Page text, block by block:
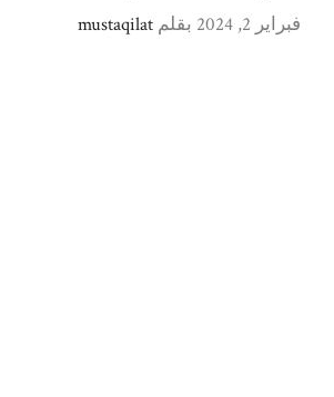
فبراير 2, 2024 بقلم mustaqilat